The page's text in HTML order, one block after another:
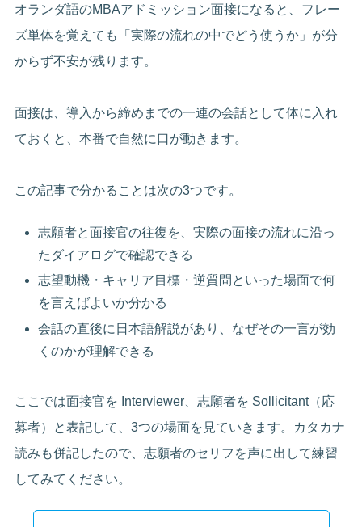
オランダ語のMBAアドミッション面接になると、フレー
ズ単体を覚えても「実際の流れの中でどう使うか」が分
からず不安が残ります。
面接は、導入から締めまでの一連の会話として体に入れ
ておくと、本番で自然に口が動きます。
この記事で分かることは次の3つです。
志願者と面接官の往復を、実際の面接の流れに沿っ
たダイアログで確認できる
志望動機・キャリア目標・逆質問といった場面で何
を言えばよいか分かる
会話の直後に日本語解説があり、なぜその一言が効
くのかが理解できる
ここでは面接官を Interviewer、志願者を Sollicitant（応
募者）と表記して、3つの場面を見ていきます。カタカナ
読みも併記したので、志願者のセリフを声に出して練習
してみてください。